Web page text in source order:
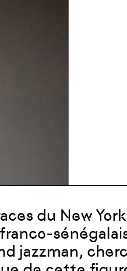
du New
jazzman,